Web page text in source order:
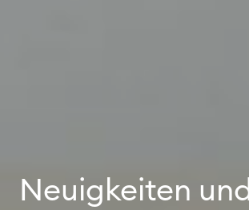
Neuigkeiten und